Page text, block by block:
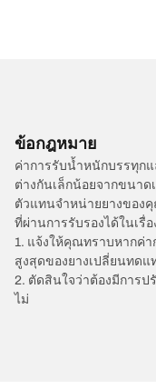
ข้อกฎหมาย
ค่าการรับน้ำหนักบรรทุก
ต่างกันเล็กน้อยจากขนา
ตัวแทนจำหน่ายยางของ
ที่ผ่านการรับรองได้ในเรื่
1. แจ้งให้คุณทราบหากค่
สูงสุดของยางเปลี่ยนทดแ
2. ตัดสินใจว่าต้องมีการ
ไม่